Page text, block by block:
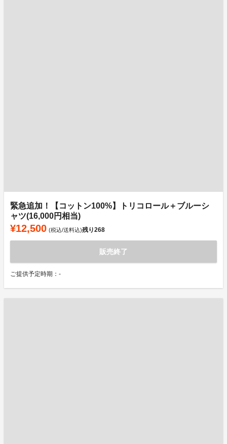
緊急追加！【コットン100%】トリコロール＋ブルーシ
ャツ(16,000円相当)
¥12,500 (税込/送料込)残り268
販売終了
ご提供予定時期：-